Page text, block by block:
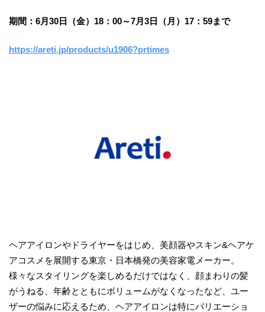
期間：6月30日（金）18：00～7月3日（月）17：59まで
https://areti.jp/products/u1906?prtimes
ヘアアイロンやドライヤーをはじめ、美顔器やスキン&ヘアケ
アコスメを展開する東京・日本橋発の美容家電メーカー。
様々なスタイリングを楽しめるだけではなく、顔まわりの髪
がうねる、年齢とともにボリュームがなくなったなど、ユー
ザーの悩みに応えるため、ヘアアイロンは特にバリエーショ